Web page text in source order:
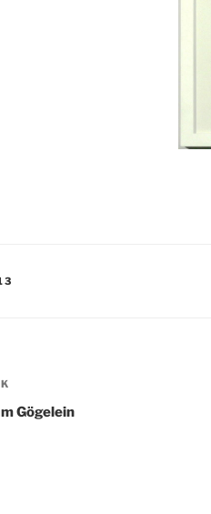
Gögelein